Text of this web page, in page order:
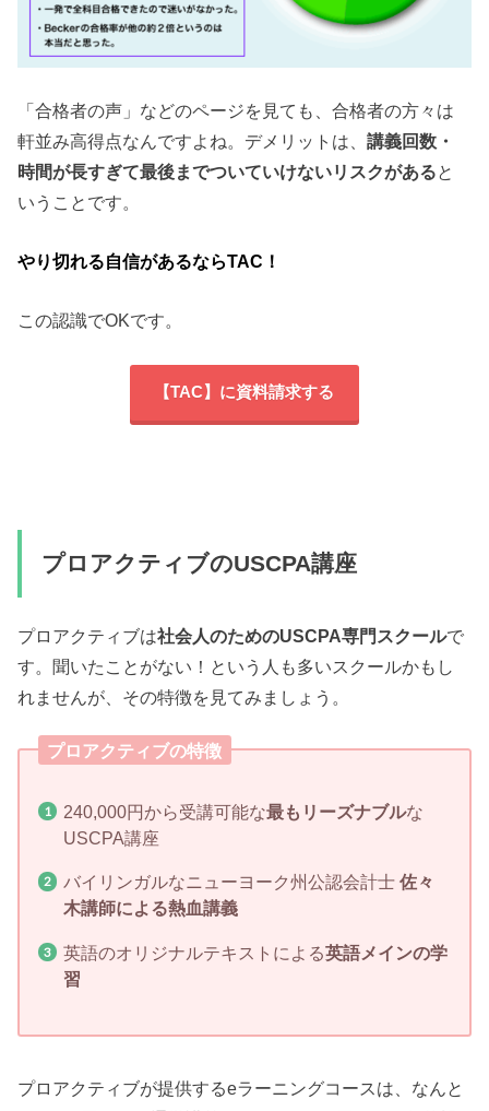
「合格者の声」などのページを見ても、合格者の方々は
軒並み高得点なんですよね。デメリットは、講義回数・
時間が長すぎて最後までついていけないリスクがある と
いうことです。
やり切れる自信があるならTAC！
この認識でOKです。
【TAC】に資料請求する
プロアクティブのUSCPA講座
プロアクティブは社会人のためのUSCPA専門スクールで
す。聞いたことがない！という人も多いスクールかもし
れませんが、その特徴を見てみましょう。
プロアクティブの特徴
240,000円から受講可能な最もリーズナブルな
USCPA講座
バイリンガルなニューヨーク州公認会計士佐々
木講師による熱血講義
英語のオリジナルテキストによる英語メインの学
習
プロアクティブが提供するeラーニングコースは、なんと